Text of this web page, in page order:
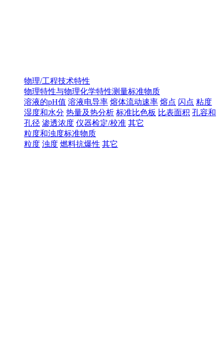
物理/工程技术特性
物理特性与物理化学特性测量标准物质
溶液的pH值 溶液电导率 熔体流动速率 熔点 闪点 粘度
湿度和水分 热量及热分析 标准比色板 比表面积 孔容和
孔径 渗透浓度 仪器检定/校准 其它
粒度和浊度标准物质
粒度 浊度 燃料抗爆性 其它